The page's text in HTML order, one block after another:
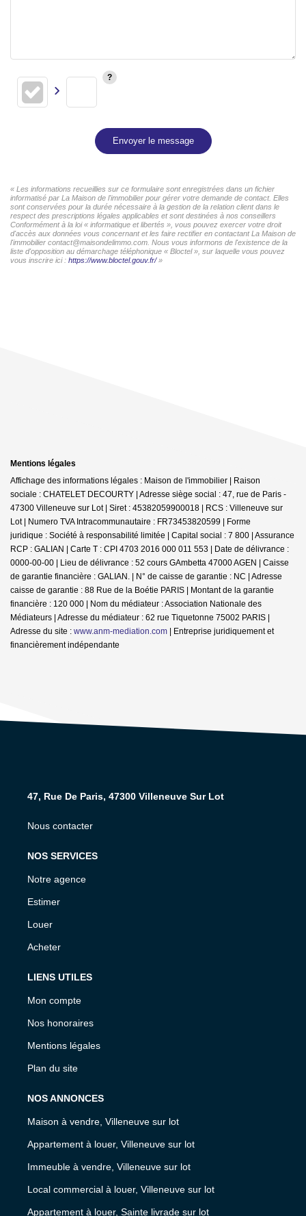
Envoyer le message
« Les informations recueillies sur ce formulaire sont enregistrées dans un fichier
informatisé par La Maison de l'immobilier pour gérer votre demande de contact. Elles
sont conservées pour la durée nécessaire à la gestion de la relation client dans le
respect des prescriptions légales applicables et sont destinées à nos conseillers
Conformément à la loi « informatique et libertés », vous pouvez exercer votre droit
d'accès aux données vous concernant et les faire rectifier en contactant La Maison de
l'immobilier contact@maisondelimmo.com. Nous vous informons de l'existence de la
liste d'opposition au démarchage téléphonique « Bloctel », sur laquelle vous pouvez
vous inscrire ici : https://www.bloctel.gouv.fr/»
Mentions légales
Affichage des informations légales : Maison de l'immobilier | Raison
sociale : CHATELET DECOURTY | Adresse siège social : 47, rue de Paris -
47300 Villeneuve sur Lot | Siret : 45382059900018 | RCS : Villeneuve sur
Lot | Numero TVA Intracommunautaire : FR73453820599 | Forme
juridique : Société à responsabilité limitée | Capital social : 7 800 | Assurance
RCP : GALIAN | Carte T : CPI 4703 2016 000 011 553 | Date de délivrance :
0000-00-00 | Lieu de délivrance : 52 cours GAmbetta 47000 AGEN | Caisse
de garantie financière : GALIAN. | N° de caisse de garantie : NC | Adresse
caisse de garantie : 88 Rue de la Boétie PARIS | Montant de la garantie
financière : 120 000 | Nom du médiateur : Association Nationale des
Médiateurs | Adresse du médiateur : 62 rue Tiquetonne 75002 PARIS |
Adresse du site : www.anm-mediation.com
Entreprise juridiquement et
financièrement indépendante
47, Rue De Paris, 47300 Villeneuve Sur Lot
Nous contacter
NOS SERVICES
Notre agence
Estimer
Louer
Acheter
LIENS UTILES
Mon compte
Nos honoraires
Mentions légales
Plan du site
NOS ANNONCES
Maison à vendre, Villeneuve sur lot
Appartement à louer, Villeneuve sur lot
Immeuble à vendre, Villeneuve sur lot
Local commercial à louer, Villeneuve sur lot
Appartement à louer, Sainte livrade sur lot